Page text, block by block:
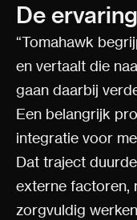
De
“Tomahawk
en vertaalt die
gaan daarbij
Een belangrijk
integratie voor
Dat traject
externe factoren,
zorgvuldig